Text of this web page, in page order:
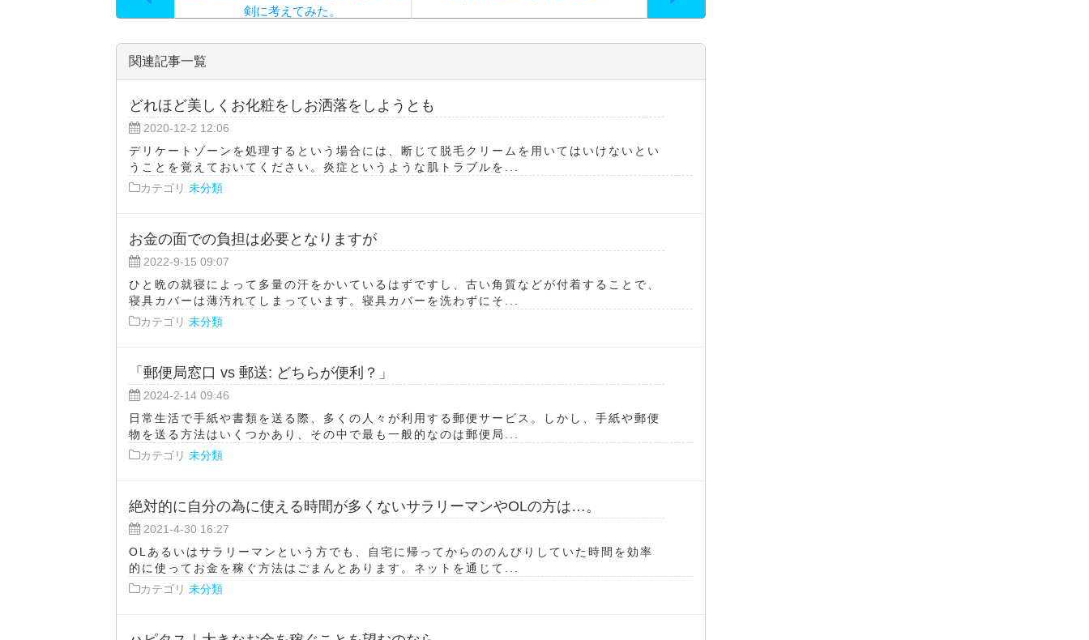
剣に考えてみた。
関連記事一覧
どれほど美しくお化粧をしお洒落をしようとも
2020-12-2 12:06
デリケートゾーンを処理するという場合には、断じて脱毛クリームを用いてはいけないとい
うことを覚えておいてください。炎症というような肌トラブルを...
カテゴリ 未分類
お金の面での負担は必要となりますが
2022-9-15 09:07
ひと晩の就寝によって多量の汗をかいているはずですし、古い角質などが付着することで、
寝具カバーは薄汚れてしまっています。寝具カバーを洗わずにそ...
カテゴリ 未分類
「郵便局窓口 vs 郵送: どちらが便利？」
2024-2-14 09:46
日常生活で手紙や書類を送る際、多くの人々が利用する郵便サービス。しかし、手紙や郵便
物を送る方法はいくつかあり、その中で最も一般的なのは郵便局...
カテゴリ 未分類
絶対的に自分の為に使える時間が多くないサラリーマンやOLの方は…。
2021-4-30 16:27
OLあるいはサラリーマンという方でも、自宅に帰ってからののんびりしていた時間を効率
的に使ってお金を稼ぐ方法はごまんとあります。ネットを通じて...
カテゴリ 未分類